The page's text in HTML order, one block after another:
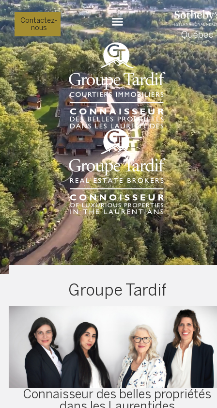
Contactez-
nous
Groupe Tardif
Connaisseur des belles propriétés